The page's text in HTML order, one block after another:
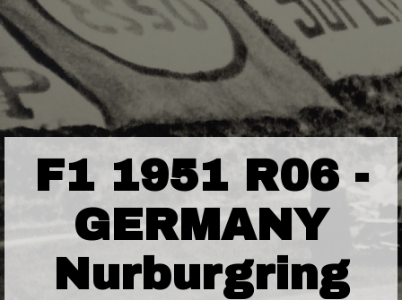
F1 1951 R06 -
GERMANY
Nurburgring